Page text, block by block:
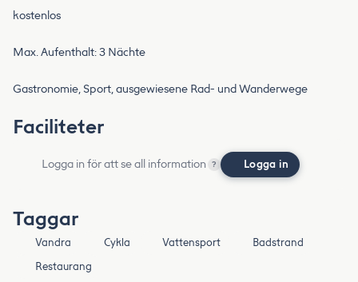
kostenlos
Max. Aufenthalt: 3 Nächte
Gastronomie, Sport, ausgewiesene Rad- und Wanderwege
Faciliteter
Logga in för att se all information ? Logga in
Taggar
Vandra Cykla Vattensport
Badstrand
Restaurang